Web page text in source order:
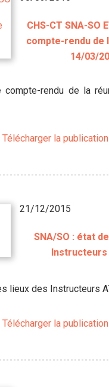
CHS-CT SNA-SO
compte-rendu de
14/03/
rendu de la
Télécharger la publication
21/12/2015
SNA/SO : état
Instructeurs
lieux des Instructeurs
Télécharger la publication